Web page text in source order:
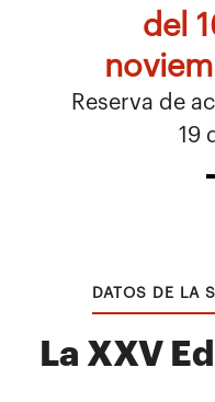
del
Reserva de
19
DATOS DE LA
La XXV